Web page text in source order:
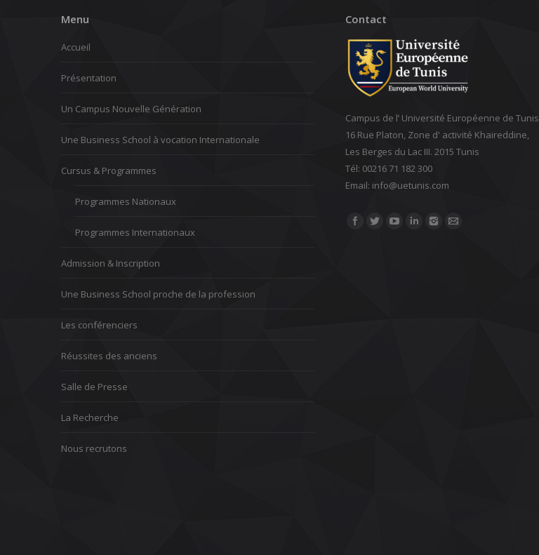
Menu
Accueil
Présentation
Un Campus Nouvelle Génération
Une Business School à vocation Internationale
Cursus & Programmes
Programmes Nationaux
Programmes Internationaux
Admission & Inscription
Une Business School proche de la profession
Les conférenciers
Réussites des anciens
Salle de Presse
La Recherche
Nous recrutons
Contact
Campus de l’ Université Européenne de Tunis
16 Rue Platon, Zone d' activité Khaireddine,
Les Berges du Lac III. 2015 Tunis
Tél: 00216 71 182 300
Email: ‎info@uetunis.com
Find us on: